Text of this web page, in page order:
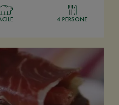
4 PERSONE